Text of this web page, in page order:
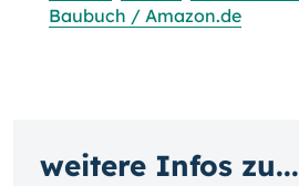
Baubuch / Amazon.de
weitere Infos zu...